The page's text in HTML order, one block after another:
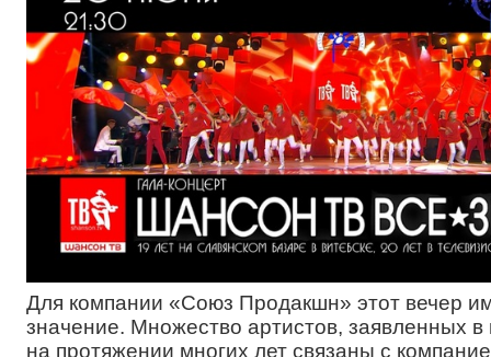
Для компании «Союз Продакшн» этот вечер
значение. Множество артистов, заявленных в
на протяжении многих лет связаны с